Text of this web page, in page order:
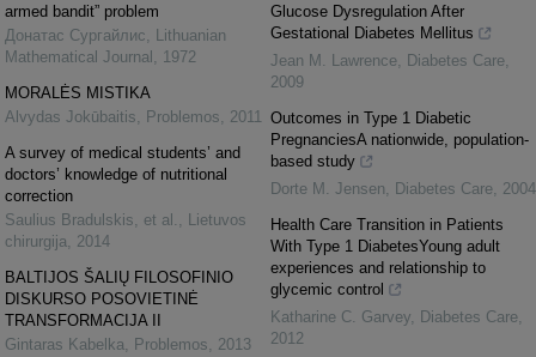
armed bandit” problem
Донатас Сургайлис, Lithuanian
Mathematical Journal , 1972
MORALĖS MISTIKA
Alvydas Jokūbaitis, Problemos, 2011
A survey of medical students’ and
doctors’ knowledge of nutritional
correction
Saulius Bradulskis, et al. , Lietuvos
chirurgija, 2014
BALTIJOS ŠALIŲ FILOSOFINIO
DISKURSO POSOVIETINĖ
TRANSFORMACIJA II
Gintaras Kabelka, Problemos, 2013
Glucose Dysregulation After
Gestational Diabetes Mellitus
Jean M. Lawrence, Diabetes Care,
2009
Outcomes in Type 1 Diabetic
PregnanciesA nationwide, population-
based study
Dorte M. Jensen, Diabetes Care, 2004
Health Care Transition in Patients
With Type 1 DiabetesYoung adult
experiences and relationship to
glycemic control
Katharine C. Garvey, Diabetes Care,
2012